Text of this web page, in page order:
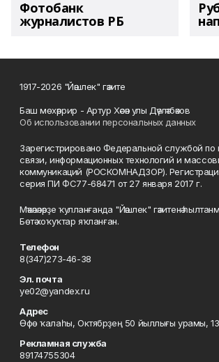
Фотобанк
журналистов РБ
1917-2026 "Йәшлек" гәзите
Баш мөхәррир - Артур Хәсән улы Дәүләтбәков
Об использовании персональных данных
Зарегистрировано Федеральной службой по
связи, информационных технологий и
коммуникаций (РОСКОМНАДЗОР).
серия ПИ ФС77-68471 от 27 января 2017 г.
Мәҡәләләрҙе ҡулланғанда "Йәшлек" гәзитенә
Бөтә хоҡуҡтар яҡланған.
Телефон
8(347)273-46-38
Эл. почта
ye02@yandex.ru
Адрес
Өфө ҡалаһы, Октябрҙең 50 йыллығы урамы,
Рекламная служба
89174755304